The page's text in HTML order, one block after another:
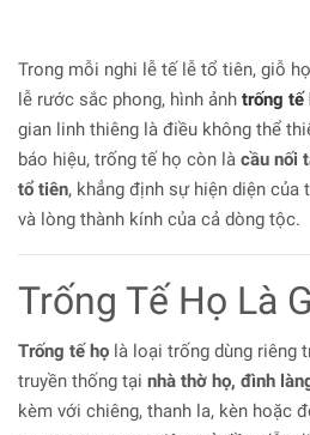
Trong mỗi nghi lễ tế lễ tổ tiên, giỗ
lễ rước sắc phong, hình ảnh trống tế
gian linh thiêng là điều không thể
báo hiệu, trống tế họ còn là cầu nối
tổ tiên, khẳng định sự hiện diện của
và lòng thành kính của cả dòng tộc.
Trống Tế Họ Là
Trống tế họ là loại trống dùng riêng
truyền thống tại nhà thờ họ, đình
kèm với chiêng, thanh la, kèn hoặc